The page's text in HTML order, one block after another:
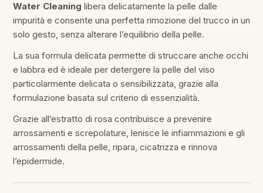
Water Cleaning libera delicatamente la pelle dalle
impurità e consente una perfetta rimozione del trucco in un
solo gesto, senza alterare l’equilibrio della pelle.
La sua formula delicata permette di struccare anche occhi
e labbra ed è ideale per detergere la pelle del viso
particolarmente delicata o sensibilizzata, grazie alla
formulazione basata sul criterio di essenzialità.
Grazie all’estratto di rosa contribuisce a prevenire
arrossamenti e screpolature, lenisce le infiammazioni e gli
arrossamenti della pelle, ripara, cicatrizza e rinnova
l’epidermide.